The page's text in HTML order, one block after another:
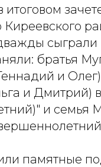
итоговом
сыграли
братья
и
и Дмитрий)
и семья
памятные